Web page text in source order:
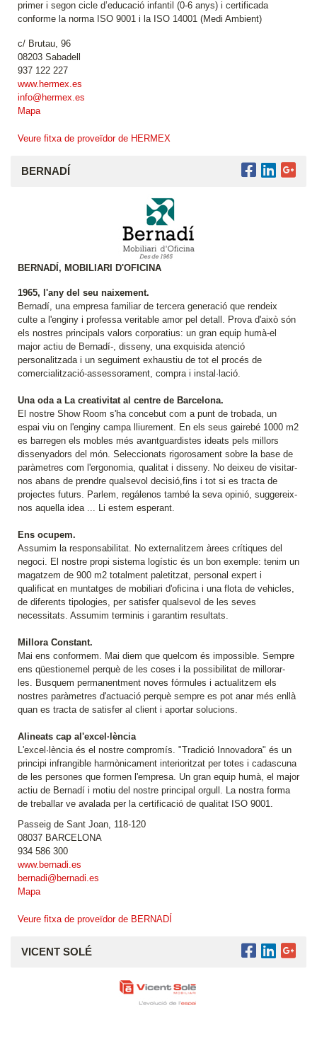
primer i segon cicle d’educació infantil (0-6 anys) i certificada
conforme la norma ISO 9001 i la ISO 14001 (Medi Ambient)
c/ Brutau, 96
08203 Sabadell
937 122 227
www.hermex.es
info@hermex.es
Mapa
Veure fitxa de proveïdor de HERMEX
BERNADÍ
BERNADÍ, MOBILIARI D'OFICINA
1965, l'any del seu naixement.
Bernadí, una empresa familiar de tercera generació que rendeix
culte a l'enginy i professa veritable amor pel detall. Prova d'això són
els nostres principals valors corporatius: un gran equip humà-el
major actiu de Bernadí-, disseny, una exquisida atenció
personalitzada i un seguiment exhaustiu de tot el procés de
comercialització-assessorament, compra i instal·lació.
Una oda a La creativitat al centre de Barcelona.
El nostre Show Room s'ha concebut com a punt de trobada, un
espai viu on l'enginy campa lliurement. En els seus gairebé 1000 m2
es barregen els mobles més avantguardistes ideats pels millors
dissenyadors del món. Seleccionats rigorosament sobre la base de
paràmetres com l'ergonomia, qualitat i disseny. No deixeu de visitar-
nos abans de prendre qualsevol decisió,fins i tot si es tracta de
projectes futurs. Parlem, regálenos també la seva opinió, suggereix-
nos aquella idea ... Li estem esperant.
Ens ocupem.
Assumim la responsabilitat. No externalitzem àrees crítiques del
negoci. El nostre propi sistema logístic és un bon exemple: tenim un
magatzem de 900 m2 totalment paletitzat, personal expert i
qualificat en muntatges de mobiliari d'oficina i una flota de vehicles,
de diferents tipologies, per satisfer qualsevol de les seves
necessitats. Assumim terminis i garantim resultats.
Millora Constant.
Mai ens conformem. Mai diem que quelcom és impossible. Sempre
ens qüestionemel perquè de les coses i la possibilitat de millorar-
les. Busquem permanentment noves fórmules i actualitzem els
nostres paràmetres d'actuació perquè sempre es pot anar més enllà
quan es tracta de satisfer al client i aportar solucions.
Alineats cap al'excel·lència
L'excel·lència és el nostre compromís. "Tradició Innovadora" és un
principi infrangible harmònicament interioritzat per totes i cadascuna
de les persones que formen l'empresa. Un gran equip humà, el major
actiu de Bernadí i motiu del nostre principal orgull. La nostra forma
de treballar ve avalada per la certificació de qualitat ISO 9001.
Passeig de Sant Joan, 118-120
08037 BARCELONA
934 586 300
www.bernadi.es
bernadi@bernadi.es
Mapa
Veure fitxa de proveïdor de BERNADÍ
VICENT SOLÉ